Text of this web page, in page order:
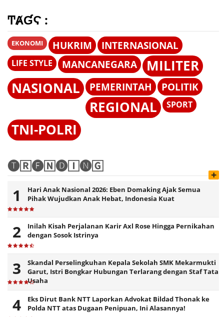
ͲȺƓϚ :
EKONOMI HUKRIM INTERNASIONAL
LIFE STYLE MANCANEGARA
MILITER
NASIONAL
PEMERINTAH POLITIK
REGIONAL SPORT
TNI-POLRI
🅣🅁🅔🄽🅓🄸🅝🄶
+
Hari Anak Nasional 2026: Eben Domaking Ajak Semua
Pihak Wujudkan Anak Hebat, Indonesia Kuat
Inilah Kisah Perjalanan Karir Axl Rose Hingga Pernikahan
dengan Sosok Istrinya
Skandal Perselingkuhan Kepala Sekolah SMK Mekarmukti
Garut, Istri Bongkar Hubungan Terlarang dengan Staf Tata
Usaha
Eks Dirut Bank NTT Laporkan Advokat Bildad Thonak ke
Polda NTT atas Dugaan Penipuan, Ini Alasannya!